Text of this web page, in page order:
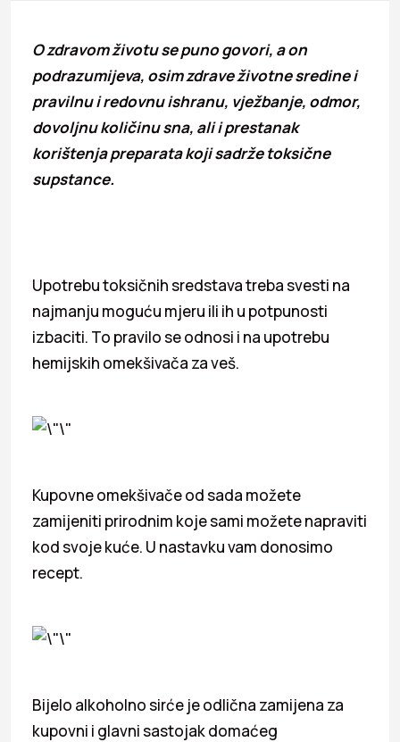
O zdravom životu se puno govori, a on
podrazumijeva, osim zdrave životne sredine i
pravilnu i redovnu ishranu, vježbanje, odmor,
dovoljnu količinu sna, ali i prestanak
korištenja preparata koji sadrže toksične
supstance.
Upotrebu toksičnih sredstava treba svesti na
najmanju moguću mjeru ili ih u potpunosti
izbaciti. To pravilo se odnosi i na upotrebu
hemijskih omekšivača za veš.
Kupovne omekšivače od sada možete
zamijeniti prirodnim koje sami možete napraviti
kod svoje kuće. U nastavku vam donosimo
recept.
Bijelo alkoholno sirće je odlična zamijena za
kupovni i glavni sastojak domaćeg